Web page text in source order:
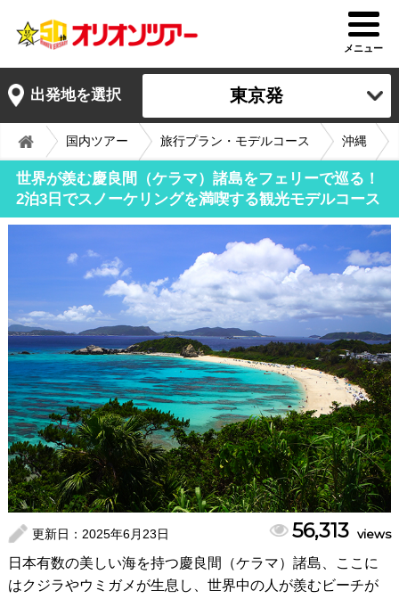
メニュー
出発地を選択 東京発
国内ツアー 旅行プラン・モデルコース 沖縄
世界が羨む慶良間（ケラマ）諸島をフェリーで巡る！
2泊3日でスノーケリングを満喫する観光モデルコース
更新日： 2025年6月23日 56,313 views
日本有数の美しい海を持つ慶良間（ケラマ）諸島、ここに
はクジラやウミガメが生息し、世界中の人が羨むビーチが